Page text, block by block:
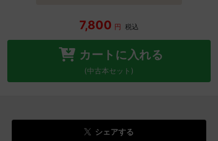
7,800 円 税込
カートに入れる
(中古本セット)
シェアする